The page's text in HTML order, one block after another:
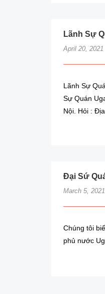
Lãnh Sự
April 20, 2021
Lãnh Sự
Sự Quán
Nội. Hỏi :
Đại Sứ
March 5, 2021
Chúng tôi
phủ nước